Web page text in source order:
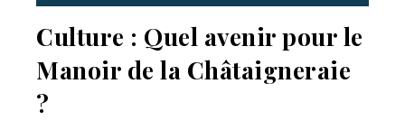
Culture : Quel avenir pour le
Manoir de la Châtaigneraie
?